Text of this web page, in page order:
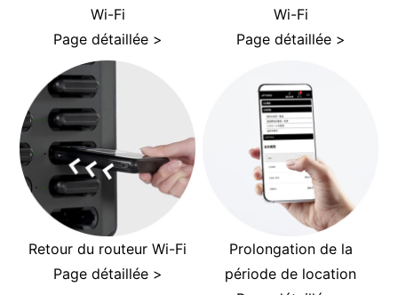
Wi-Fi
Page détaillée >
Wi-Fi
Page détaillée >
Retour du routeur Wi-Fi
Page détaillée >
Prolongation de la
période de location